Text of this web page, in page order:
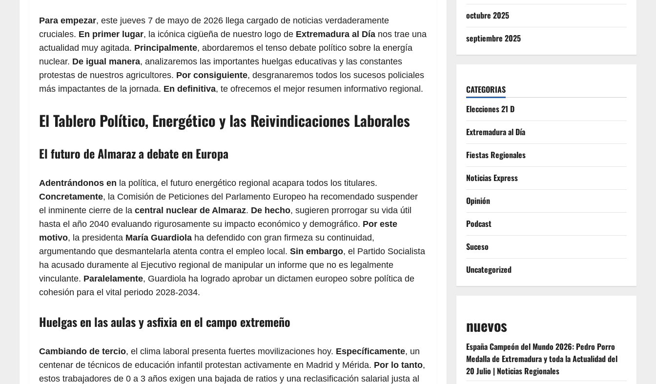
Para empezar, este jueves 7 de mayo de 2026 llega cargado de noticias verdaderamente
cruciales. En primer lugar, la icónica cigüeña de nuestro logo de Extremadura al Día nos trae una
actualidad muy agitada. Principalmente, abordaremos el tenso debate político sobre la energía
nuclear. De igual manera, analizaremos las importantes huelgas educativas y las constantes
protestas de nuestros agricultores. Por consiguiente, desgranaremos todos los sucesos policiales
más impactantes de la jornada. En definitiva, te ofrecemos el mejor resumen informativo regional.
El Tablero Político, Energético y las Reivindicaciones Laborales
El futuro de Almaraz a debate en Europa
Adentrándonos en la política, el futuro energético regional acapara todos los titulares.
Concretamente, la Comisión de Peticiones del Parlamento Europeo ha recomendado suspender
el inminente cierre de la central nuclear de Almaraz. De hecho, sugieren prorrogar su vida útil
hasta el año 2040 evaluando rigurosamente su impacto económico y demográfico. Por este
motivo, la presidenta María Guardiola ha defendido con gran firmeza su continuidad,
argumentando que desmantelarla atenta contra el empleo local. Sin embargo, el Partido Socialista
ha acusado duramente al Ejecutivo regional de manipular un informe que no es legalmente
vinculante. Paralelamente, Guardiola ha logrado aprobar un dictamen europeo sobre política de
cohesión para el vital periodo 2028-2034.
Huelgas en las aulas y asfixia en el campo extremeño
Cambiando de tercio, el clima laboral presenta fuertes movilizaciones hoy. Específicamente, un
centenar de técnicos de educación infantil protestan activamente en Madrid y Mérida. Por lo tanto,
estos trabajadores de 0 a 3 años exigen una bajada de ratios y una reclasificación salarial justa al
octubre 2025
septiembre 2025
CATEGORIAS
Elecciones 21 D
Extremadura al Día
Fiestas Regionales
Noticias Express
Opinión
Podcast
Suceso
Uncategorized
nuevos
España Campeón del Mundo 2026: Pedro Porro
Medalla de Extremadura y toda la Actualidad del
20 Julio | Noticias Regionales